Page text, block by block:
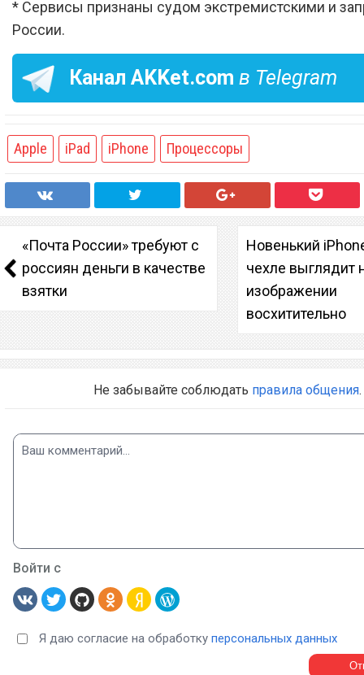
* Сервисы признаны судом экстремистскими и
России.
Канал AKKet.com в Telegram
Apple iPad iPhone Процессоры
«Почта России» требуют с
россиян деньги в качестве
взятки
Новенький
чехле выглядит
изображении
восхитительно
Не забывайте соблюдать правила общения.
Войти с
Я даю согласие на обработку персональных данных